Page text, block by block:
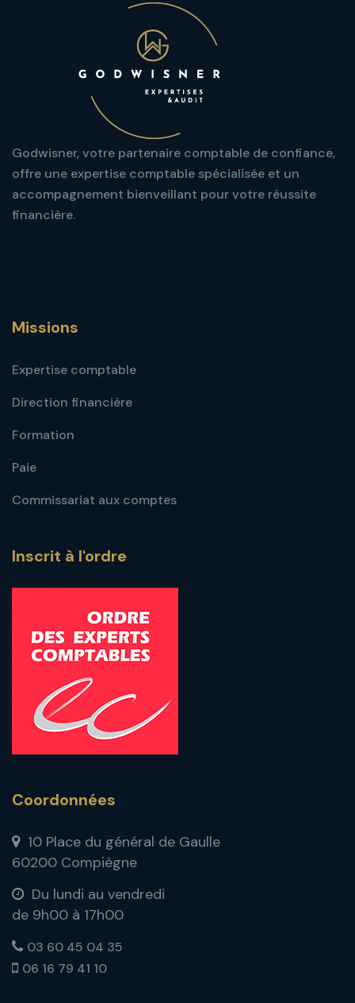
Godwisner, votre partenaire comptable de confiance,
offre une expertise comptable spécialisée et un
accompagnement bienveillant pour votre réussite
financière.
Missions
Expertise comptable
Direction financière
Formation
Paie
Commissariat aux comptes
Inscrit à l'ordre
Coordonnées
10 Place du général de Gaulle
60200 Compiègne
Du lundi au vendredi
de 9h00 à 17h00
03 60 45 04 35
06 16 79 41 10